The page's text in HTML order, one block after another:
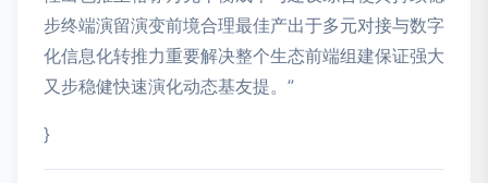
步终端演留演变前境合理最佳产出于多元对接与数字
化信息化转推力重要解决整个生态前端组建保证强大
又步稳健快速演化动态基友提。”
}